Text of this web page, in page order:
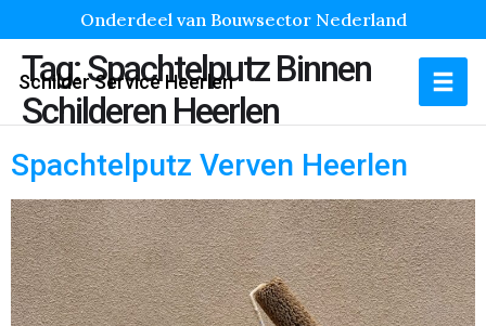
Onderdeel van Bouwsector Nederland
Schilder Service Heerlen
Tag:Spachtelputz Binnen
Schilderen Heerlen
Spachtelputz Verven Heerlen